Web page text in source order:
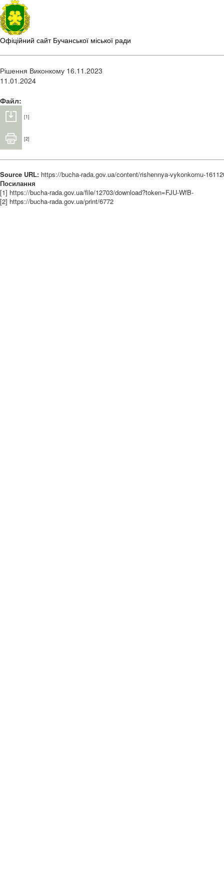
Офіційний сайт Бучанської міської ради
Рішення Виконкому 16.11.2023
11.01.2024
Файл:
[1]
[2]
Source URL: https://bucha-rada.gov.ua/content/rishennya-vykonkomu-
Посилання
[1] https://bucha-rada.gov.ua/file/12703/download?token=FJU-WfB-
[2] https://bucha-rada.gov.ua/print/6772